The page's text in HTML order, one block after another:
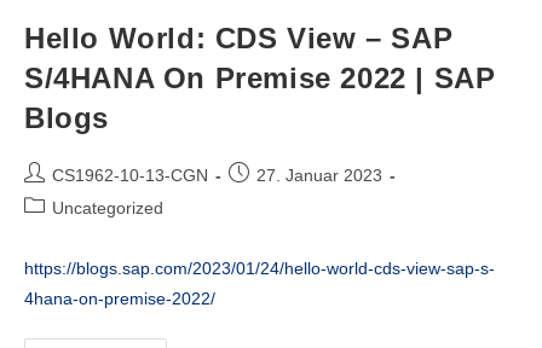
Share
Folder
ABAP
Program
Hello World: CDS View – SAP
S/4HANA On Premise 2022 | SAP
Blogs
Beitrags-
Autor:
CS1962-10-13-CGN
Beitrag27. Januar 2023
Beitrags-
Uncategorized
https://blogs.sap.com/2023/01/24/hello-world-cds-view-sap-s-
4hana-on-premise-2022/